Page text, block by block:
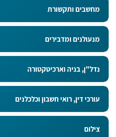
מחשבים ותקשורת
מנעולנים ומדבירים
נדל"ן, בניה וארכיטקטורה
עורכי דין, רואי חשבון וכלכלנים
צילום